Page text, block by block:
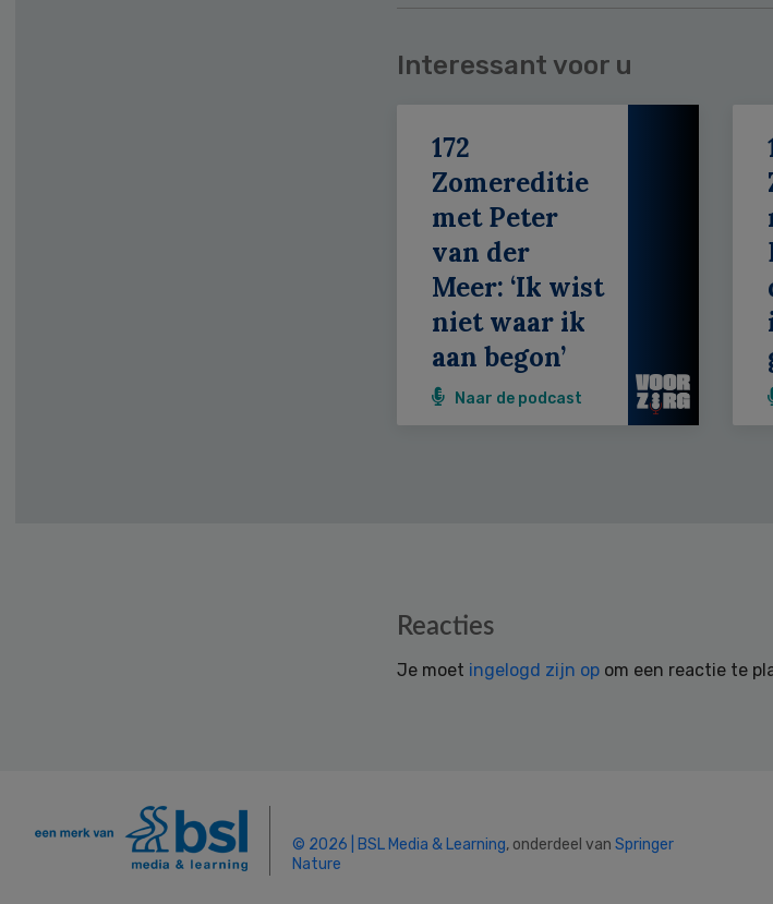
Interessant voor u
172
Zomereditie
met Peter
van der
Meer: ‘Ik wist
niet waar ik
aan begon’
Naar de podcast
Reacties
Je moet ingelogd zijn op om een reactie te
© 2026 | BSL Media & Learning, onderdeel van Springer
Nature